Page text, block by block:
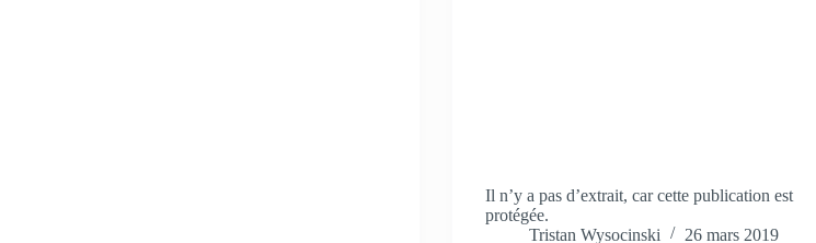
Il n’y a pas d’extrait, car cette publication est
protégée.
Tristan Wysocinski
26 mars 2019